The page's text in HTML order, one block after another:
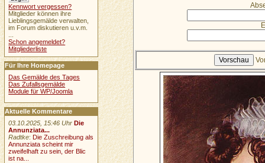
Kennwort vergessen?
Mitglieder können ihre
Lieblingsgemälde verwalten,
im Forum diskutieren u.v.m.
Schon angemeldet?
Mitgliederliste
Für Ihre Homepage
Das Gemälde des Tages
Das Zufallsgemälde
Module für WP/Joomla
Aktuelle Kommentare
03.10.2025, 15:46 Uhr Die
Annunziata...
Radtke: Die Zuschreibung als
Annunziata scheint mir
zweifelhaft zu sein, der Blic
ist na...